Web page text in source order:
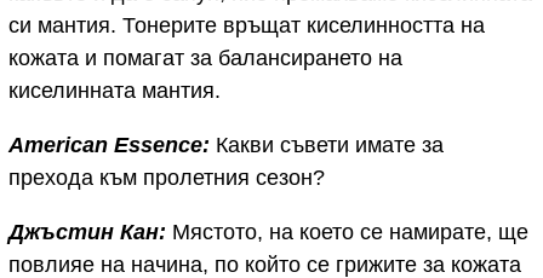
си мантия. Тонерите връщат киселинността на
кожата и помагат за балансирането на
киселинната мантия.
American Essence: Какви съвети имате за
прехода към пролетния сезон?
Джъстин Кан: Мястото, на което се намирате, ще
повлияе на начина, по който се грижите за кожата